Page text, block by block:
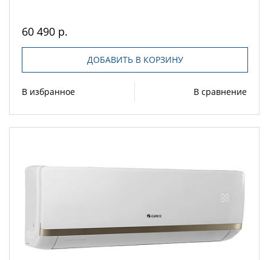
60 490 р.
ДОБАВИТЬ В КОРЗИНУ
В избранное В сравнение